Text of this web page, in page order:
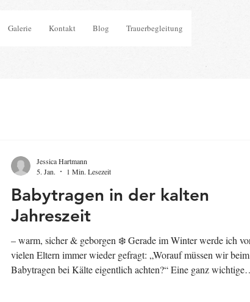
Galerie Kontakt Blog Trauerbegleitung
Babytragen in der kalten
Jahreszeit
– warm, sicher & geborgen ❄️ Gerade im Winter werde ich von
vielen Eltern immer wieder gefragt: „Worauf müssen wir beim
Babytragen bei Kälte eigentlich achten?“ Eine ganz wichtige
Jessica Hartmann
5. Jan.
1 Min. Lesezeit